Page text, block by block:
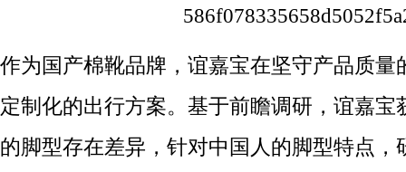
作为国产棉靴品牌，谊嘉宝在坚守产品质量
定制化的出行方案。基于前瞻调研，谊嘉宝
的脚型存在差异，针对中国人的脚型特点，